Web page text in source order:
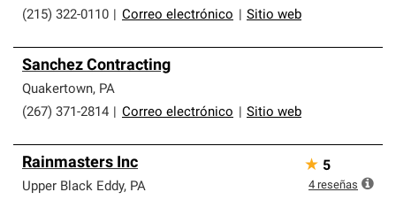
(215) 322-0110
Correo electrónico Sitio web
Sanchez Contracting
Quakertown, PA
(267) 371-2814
Correo electrónico Sitio web
Rainmasters Inc
Upper Black Eddy, PA
★ 5
4 reseñas